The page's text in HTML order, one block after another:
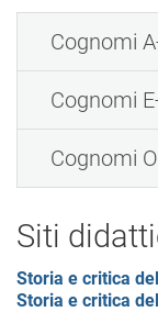
Cognomi
Cognomi
Cognomi
Siti
Storia e critica
Storia e critica